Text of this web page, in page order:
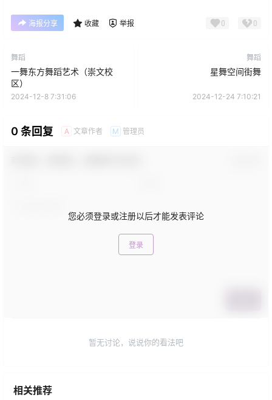
海报分享 收藏 举报 0 0
舞蹈
一舞东方舞蹈艺术（崇文校
区）
2024-12-8 7:31:06
舞蹈
星舞空间街舞
2024-12-24 7:10:21
0 条回复 A 文章作者 M 管理员
您必须登录或注册以后才能发表评论
登录
暂无讨论，说说你的看法吧
相关推荐